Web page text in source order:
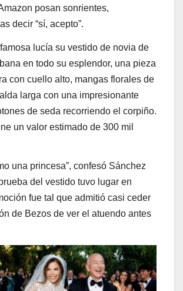
posan sonrientes,
decir “sí, acepto”.
lucía su vestido de novia de
en todo su esplendor, una pieza
con cuello alto, mangas florales de
larga con una impresionante
de seda recorriendo el corpiño.
un valor estimado de 300 mil
una princesa”, confesó Sánchez
del vestido tuvo lugar en
fue tal que admitió casi ceder
de Bezos de ver el atuendo antes